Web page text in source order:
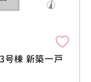
号棟 新築一戸